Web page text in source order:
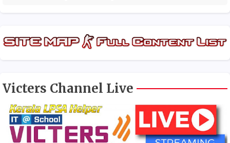
Victers Channel Live